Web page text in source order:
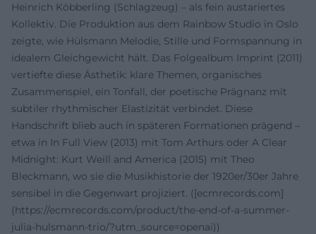
Heinrich Köbberling (Schlagzeug) – als fein austariertes
Kollektiv. Die Produktion aus dem Rainbow Studio in Oslo
zeigte, wie Hülsmann Melodie, Stille und Formspannung in
idealem Gleichgewicht hält. Das Folgealbum Imprint (2011)
vertiefte diese Ästhetik: klare Themen, organisches
Zusammenspiel, ein Tonfall, der poetische Prägnanz mit
subtiler rhythmischer Elastizität verbindet. Diese
Handschrift blieb auch in späteren Formationen prägend –
etwa in In Full View (2013) mit Tom Arthurs oder A Clear
Midnight: Kurt Weill and America (2015) mit Theo
Bleckmann, wo sie die Musikhistorie der 1920er/30er Jahre
sensibel in die Gegenwart projiziert. ([ecmrecords.com]
(https://ecmrecords.com/product/the-end-of-a-summer-
julia-hulsmann-trio/?utm_source=openai))